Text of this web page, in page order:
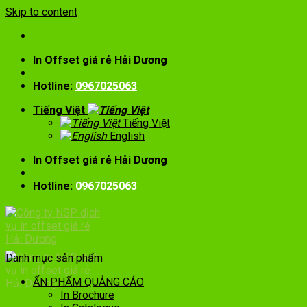
Skip to content
In Offset giá rẻ Hải Dương
Hotline: 0967025063
Tiếng Việt
Tiếng Việt
English
In Offset giá rẻ Hải Dương
Hotline: 0967025063
Danh mục sản phẩm
ẤN PHẨM QUẢNG CÁO
In Brochure